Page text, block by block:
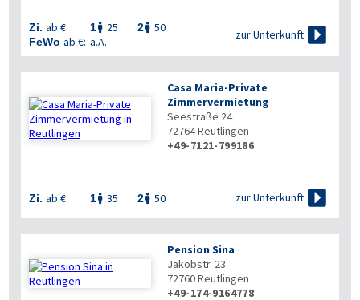
Zi. ab €: 1 25 2 50
FeWo ab €: a.A.
zur Unterkunft 
Casa Maria-Private
Zimmervermietung
Seestraße 24
72764Reutlingen
+49-7121-799186
Zi. ab €: 1 35 2 50 zur Unterkunft 
Pension Sina
Jakobstr. 23
72760Reutlingen
+49-174-9164778